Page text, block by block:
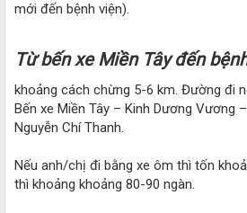
mới đến bệnh viện).
Từ bến xe Miền Tây đến
khoảng cách chừng 5-6 km. Đường đi
Bến xe Miền Tây – Kinh Dương Vương
Nguyễn Chí Thanh.
Nếu anh/chị đi bằng xe ôm thì tốn
thì khoảng khoảng 80-90 ngàn.